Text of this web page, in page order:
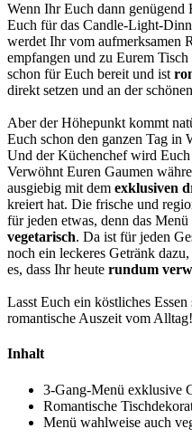
Wenn Ihr Euch dann genügend
Euch für das Candle-Light-
werdet Ihr vom aufmerksamen
empfangen und zu Eurem
schon für Euch bereit und ist
direkt setzen und an der
Aber der Höhepunkt kommt
Euch schon den ganzen Tag in
Und der Küchenchef wird Euch
Verwöhnt Euren Gaumen
ausgiebig mit dem exklusiven
kreiert hat. Die frische und
für jeden etwas, denn das
vegetarisch. Da ist für jeden
noch ein leckeres Getränk
es, dass Ihr heute rundum
Lasst Euch ein köstliches
romantische Auszeit vom Alltag!
Inhalt
3-Gang-Menü exklusive
Romantische
Menü wahlweise auch